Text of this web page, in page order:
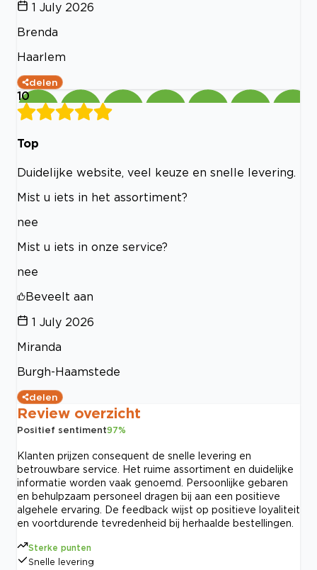
1 July 2026
Brenda
Haarlem
delen
10
Top
Duidelijke website, veel keuze en snelle levering.
Mist u iets in het assortiment?
nee
Mist u iets in onze service?
nee
Beveelt aan
1 July 2026
Miranda
Burgh-Haamstede
delen
Review overzicht
Positief sentiment97%
Klanten prijzen consequent de snelle levering en
betrouwbare service. Het ruime assortiment en duidelijke
informatie worden vaak genoemd. Persoonlijke gebaren
en behulpzaam personeel dragen bij aan een positieve
algehele ervaring. De feedback wijst op positieve loyaliteit
en voortdurende tevredenheid bij herhaalde bestellingen.
Sterke punten
Snelle levering